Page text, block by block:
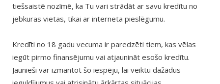
tiešsaistē nozīmē, ka Tu vari strādāt ar savu kredītu no
jebkuras vietas, tikai ar interneta pieslēgumu.
Kredīti no 18 gadu vecuma ir paredzēti tiem, kas vēlas
iegūt pirmo finansējumu vai atjaunināt esošo kredītu.
Jaunieši var izmantot šo iespēju, lai veiktu dažādus